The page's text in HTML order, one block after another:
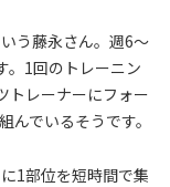
う藤永さん。週6～
。1回のトレーニン
トレーナーにフォー
んでいるそうです。
1部位を短時間で集